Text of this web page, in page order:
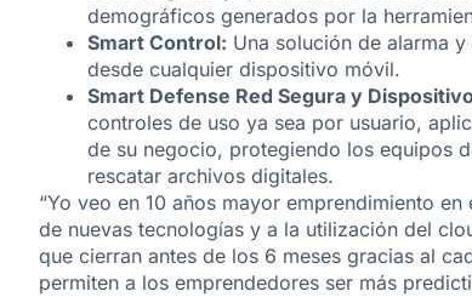
demográficos generados por la
Smart Control: Una solución de alarma
desde cualquier dispositivo móvil.
Smart Defense Red Segura y
controles de uso ya sea por usuario,
de su negocio, protegiendo los equipos
rescatar archivos digitales.
“Yo veo en 10 años mayor emprendimiento
de nuevas tecnologías y a la utilización del
que cierran antes de los 6 meses gracias al
permiten a los emprendedores ser más